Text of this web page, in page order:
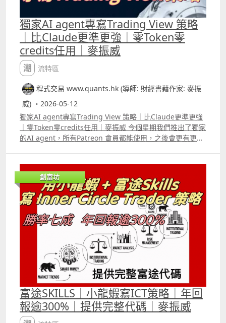
獨家AI agent專寫Trading View 策略
｜比Claude更準更強｜零Token零
credits任用｜麥振威
潮流特區
程式交易 www.quants.hk (導師: 財經書藉作家: 麥振
威) ・2026-05-12
獨家AI agent專寫Trading View 策略｜比Claude更準更強
｜零Token零credits任用｜麥振威 今個星期我們推出了獨家
的AI agent，所有Patreon 會員都能使用，之後會更有更多
強。 其實大家現時用的是通用模型，所以很多機構如律師
行、醫療機構等會再用自己大量的資料庫去再訓練模型。
Claude及其他LLM寫coding能力很強的，但不會特別專長
某一類語法，我們是用了很大量的資料給它再訓練，才能讓
它寫Trading View 的pine script時更加更加準確。 一般通
用模型寫簡單的策略很少錯的，但寫較為複雜的策略就會有
很多error，或者新手難以發現的邏輯錯誤，有些新手以為
backtest 時看到沒有語法error便有問題，但其實整段代碼
寫出來的結果已經與原本所想的完全不同。 有些情況以為沒
有入市訊號，其實就像片中的例子一樣，Claude在寫
coding時犯了很多錯誤，才會令本來有很多入市訊號的策略
變成「零」入市機會。 目前推出的是1.0版本，月底會再推
出1.5版本，大家用這個AI agent自組指標及優化策略，而
且還有一個很實用的功能會下周公佈。 而6月底我們會推出
2.0版本，屆時這個AI agent可以讓大家用「人話」寫富途
創富坊
富途SKILLS｜小龍蝦寫ICT策略｜年回
報逾300%｜提供完整代碼｜麥振威